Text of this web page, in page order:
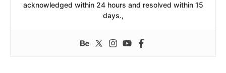
acknowledged within 24 hours and resolved within 15
days.,